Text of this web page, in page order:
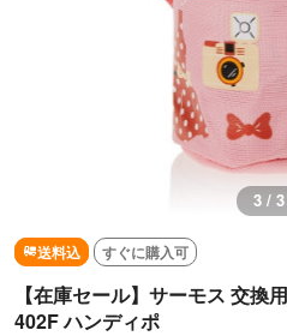
3 / 3
送料込 すぐに購入可
【在庫セール】サーモス 交換
402F ハンディポ